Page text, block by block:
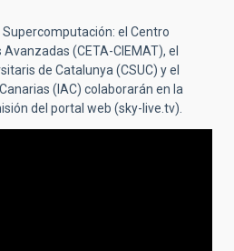
el Centro
(CETA-CIEMAT), el
de Catalunya (CSUC) y el
(IAC) colaborarán en la
del portal web (sky-live.tv).